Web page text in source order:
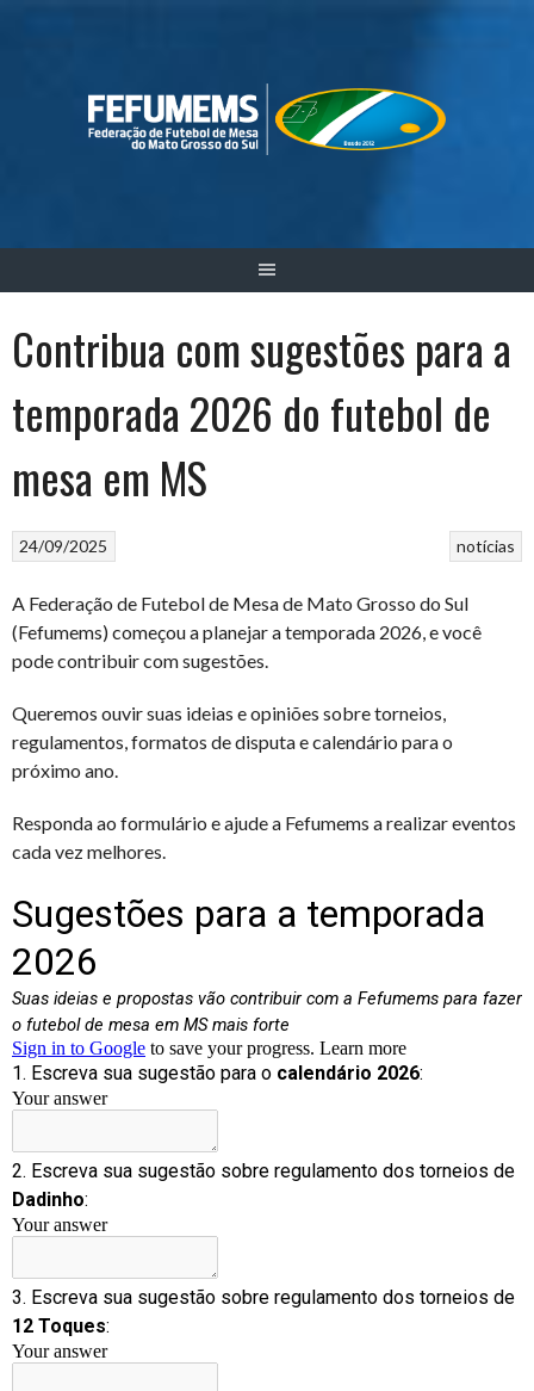
Contribua com sugestões para a
temporada 2026 do futebol de
mesa em MS
notícias
24/09/2025
A Federação de Futebol de Mesa de Mato Grosso do Sul
(Fefumems) começou a planejar a temporada 2026, e você
pode contribuir com sugestões.
Queremos ouvir suas ideias e opiniões sobre torneios,
regulamentos, formatos de disputa e calendário para o
próximo ano.
Responda ao formulário e ajude a Fefumems a realizar eventos
cada vez melhores.